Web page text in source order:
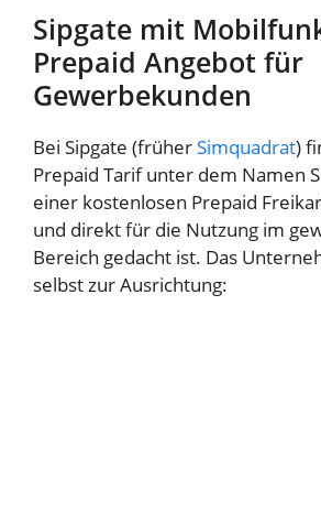
Sipgate mit
Prepaid Angebot für
Gewerbekunden
Bei Sipgate (früherSimquadrat)
Prepaid Tarif unter dem Namen
einer kostenlosen Prepaid
und direkt für die Nutzung im
Bereich gedacht ist. Das
selbst zur Ausrichtung: